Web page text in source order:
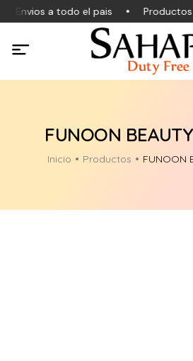
Envios a todo el pais Productos
FUNOON
Inicio Productos FUNOON